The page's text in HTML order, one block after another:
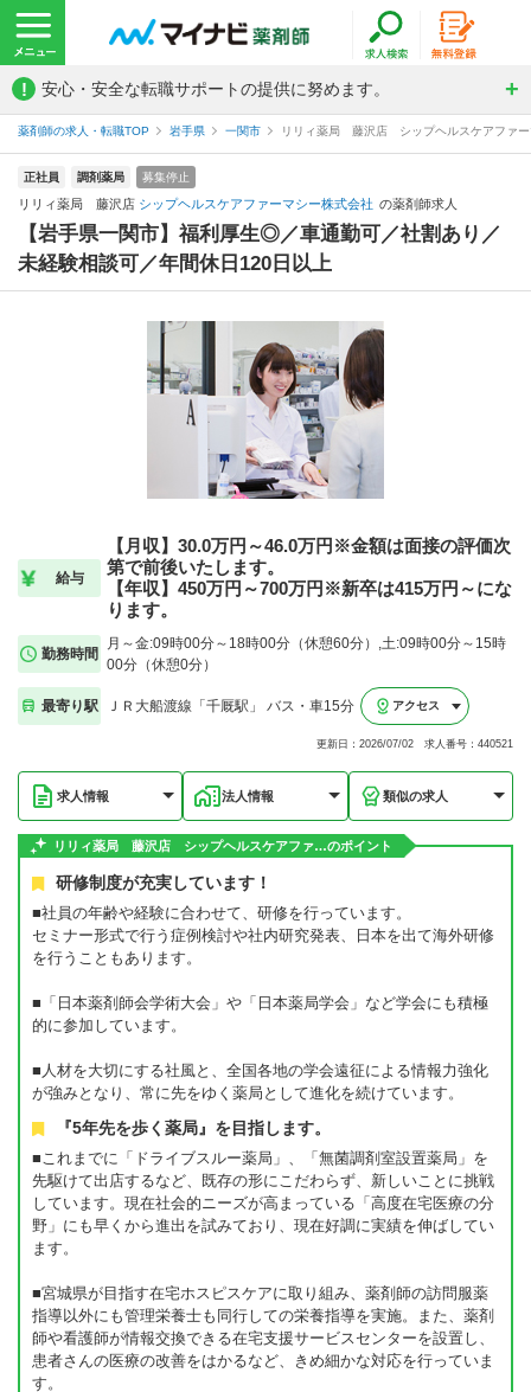
! 安心・安全な転職サポートの提供に努めます。
薬剤師の求人・転職TOP 岩手県 一関市 リリィ薬局 藤沢店 シップヘルスケアファー
正社員 調剤薬局 募集停止
リリィ薬局 藤沢店 シップヘルスケアファーマシー株式会社 の薬剤師求人
【岩手県一関市】福利厚生◎／車通勤可／社割あり／
未経験相談可／年間休日120日以上
給与
【月収】30.0万円～46.0万円※金額は面接の評価次
第で前後いたします。
【年収】450万円～700万円※新卒は415万円～にな
ります。
勤務時間
月～金:09時00分～18時00分（休憩60分）,土:09時00分～15時
00分（休憩0分）
最寄り駅 ＪＲ大船渡線「千厩駅」 バス・車15分 アクセス
更新日：2026/07/02 求人番号：440521
求人情報 法人情報 類似の求人
リリィ薬局 藤沢店 シップヘルスケアファ…のポイント
研修制度が充実しています！
■社員の年齢や経験に合わせて、研修を行っています。
セミナー形式で行う症例検討や社内研究発表、日本を出て海外研修
を行うこともあります。
■「日本薬剤師会学術大会」や「日本薬局学会」など学会にも積極
的に参加しています。
■人材を大切にする社風と、全国各地の学会遠征による情報力強化
が強みとなり、常に先をゆく薬局として進化を続けています。
『5年先を歩く薬局』を目指します。
■これまでに「ドライブスルー薬局」、「無菌調剤室設置薬局」を
先駆けて出店するなど、既存の形にこだわらず、新しいことに挑戦
しています。現在社会的ニーズが高まっている「高度在宅医療の分
野」にも早くから進出を試みており、現在好調に実績を伸ばしてい
ます。
■宮城県が目指す在宅ホスピスケアに取り組み、薬剤師の訪問服薬
指導以外にも管理栄養士も同行しての栄養指導を実施。また、薬剤
師や看護師が情報交換できる在宅支援サービスセンターを設置し、
患者さんの医療の改善をはかるなど、きめ細かな対応を行っていま
す。